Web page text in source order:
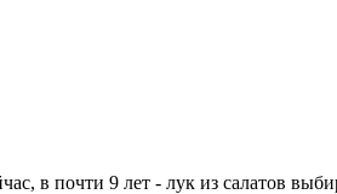
в почти 9 лет - лук из салатов